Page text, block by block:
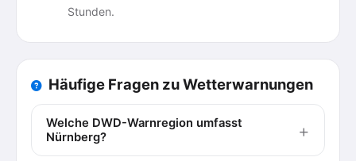
Stunden.
Häufige Fragen zu Wetterwarnungen
Welche DWD-Warnregion umfasst
Nürnberg?